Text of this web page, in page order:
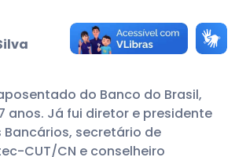
do Banco do Brasil,
anos. Já fui diretor e presidente
secretário de
CUT/CN e conselheiro